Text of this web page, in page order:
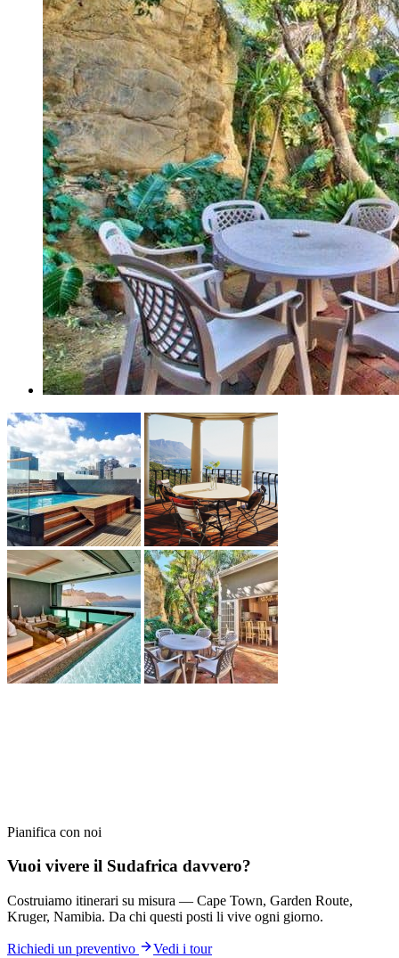
Pianifica con noi
Vuoi vivere il Sudafrica davvero?
Costruiamo itinerari su misura — Cape Town, Garden Route,
Kruger, Namibia. Da chi questi posti li vive ogni giorno.
Richiedi un preventivo Vedi i tour